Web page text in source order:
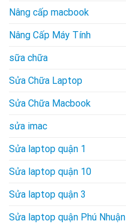
Nâng cấp macbook
Nâng Cấp Máy Tính
sữa chữa
Sửa Chữa Laptop
Sửa Chữa Macbook
sửa imac
Sửa laptop quận 1
Sửa laptop quận 10
Sửa laptop quận 3
Sửa laptop quận Phú Nhuận